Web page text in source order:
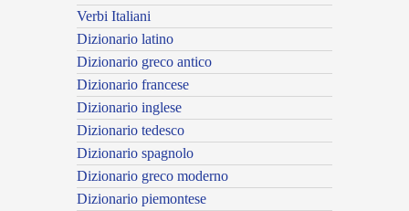
Verbi Italiani
Dizionario latino
Dizionario greco antico
Dizionario francese
Dizionario inglese
Dizionario tedesco
Dizionario spagnolo
Dizionario greco moderno
Dizionario piemontese